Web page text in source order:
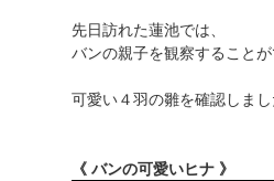
先日訪れた蓮池では、
バンの親子を観察することが
可愛い４羽の雛を確認しまし
《 バンの可愛いヒナ 》